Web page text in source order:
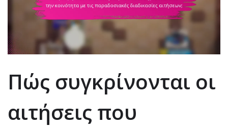
Πώς συγκρίνονται οι
αιτήσεις που